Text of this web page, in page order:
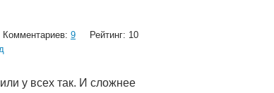
Комментариев: 9
Рейтинг: 10
у всех так. И сложнее